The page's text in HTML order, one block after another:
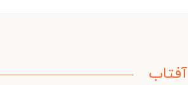
آفتاب